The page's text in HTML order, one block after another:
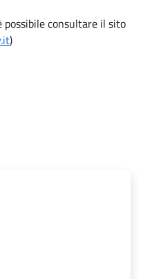
consultare il sito
)